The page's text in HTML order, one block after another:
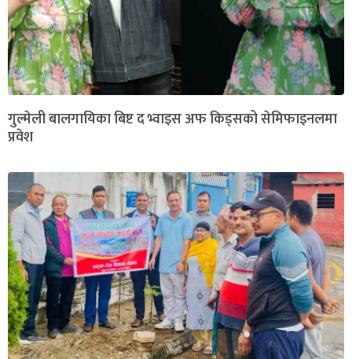
गुल्मेली बालगायिका बिष्ट द भ्वाइस अफ किड्सको सेमिफाइनलमा
प्रवेश